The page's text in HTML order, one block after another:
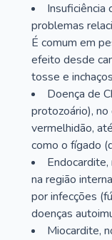
Insuficiência
problemas
É comum em
efeito desde
tosse e
Doença de
protozoário),
vermelhidão,
como o fígado
na região
por infecções
doenças
Miocardite,